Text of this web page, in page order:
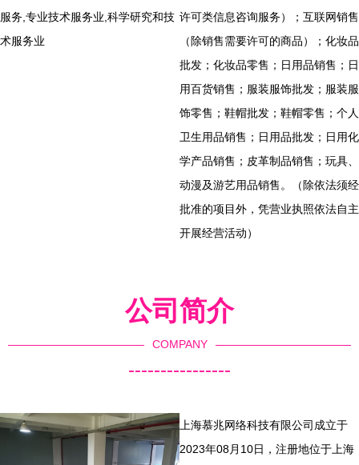
服务,专业技术服务业,科学研究和技
术服务业
许可类信息咨询服务）；互联网销售
（除销售需要许可的商品）；化妆品
批发；化妆品零售；日用品销售；日
用百货销售；服装服饰批发；服装服
饰零售；鞋帽批发；鞋帽零售；个人
卫生用品销售；日用品批发；日用化
学产品销售；皮革制品销售；玩具、
动漫及游艺用品销售。（除依法须经
批准的项目外，凭营业执照依法自主
开展经营活动）
公司简介
COMPANY
----------------
上海慕兆网络科技有限公司成立于
2023年08月10日，注册地位于上海